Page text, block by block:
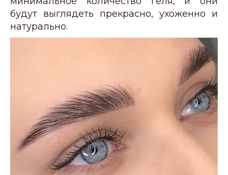
будут выглядеть прекрасно, ухоженно и
натурально.